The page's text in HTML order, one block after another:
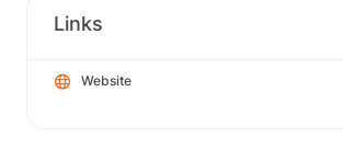
Links
Website